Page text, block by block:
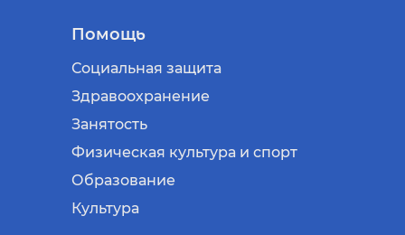
Помощь
Социальная защита
Здравоохранение
Занятость
Физическая культура и спорт
Образование
Культура